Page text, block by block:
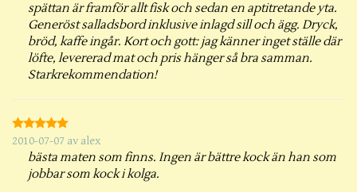
spättan är framför allt fisk och sedan en aptitretande yta.
Generöst salladsbord inklusive inlagd sill och ägg. Dryck,
bröd, kaffe ingår. Kort och gott: jag känner inget ställe där
löfte, levererad mat och pris hänger så bra samman.
Starkrekommendation!
2010-07-07 av alex
bästa maten som finns. Ingen är bättre kock än han som
jobbar som kock i kolga.